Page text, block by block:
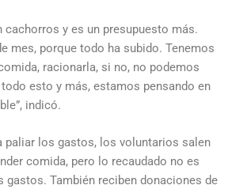
cachorros y es un presupuesto más.
mes, porque todo ha subido. Tenemos
racionarla, si no, no podemos
esto y más, estamos pensando en
indicó.
paliar los gastos, los voluntarios salen
comida, pero lo recaudado no es
gastos. También reciben donaciones de